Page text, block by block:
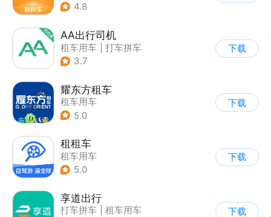
4.8
AA出行司机
租车用车
打车拼车
3.7
下载
耀东方租车
租车用车
5.0
下载
租租车
租车用车
5.0
下载
享道出行
打车拼车
租车用车
下载